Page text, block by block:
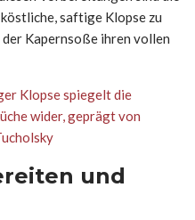
saftige Klopse zu
Kapernsoße ihren vollen
Klopse spiegelt die
wider, geprägt von
und